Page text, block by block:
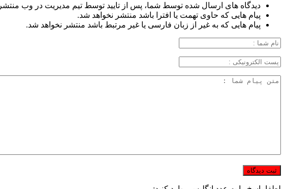
دیدگاه های ارسال شده توسط شما، پس از تایید توسط تیم مدیریت در وب
پیام هایی که حاوی تهمت یا افترا باشد منتشر نخواهد شد.
پیام هایی که به غیر از زبان فارسی یا غیر مرتبط باشد منتشر نخواهد شد.